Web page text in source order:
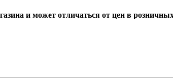
и может отличаться от цен в